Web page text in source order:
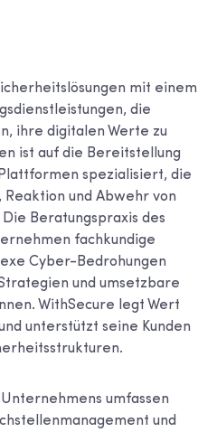
mit einem
die
ihre digitalen Werte zu
ist auf die Bereitstellung
spezialisiert, die
Reaktion und Abwehr von
Beratungspraxis des
fachkundige
Cyber-Bedrohungen
und umsetzbare
WithSecure legt Wert
unterstützt seine Kunden
umfassen
und